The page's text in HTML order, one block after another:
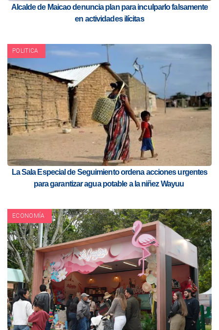
Alcalde de Maicao denuncia plan para inculparlo falsamente
en actividades ilícitas
POLITICA
La Sala Especial de Seguimiento ordena acciones urgentes
para garantizar agua potable a la niñez Wayuu
ECONOMÍA